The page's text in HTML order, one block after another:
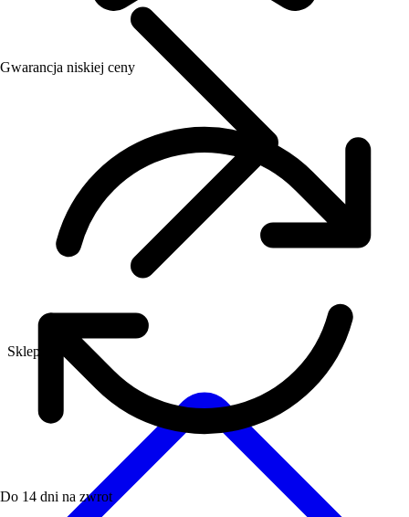
Gwarancja niskiej ceny
Do 14 dni na zwrot
Sklep